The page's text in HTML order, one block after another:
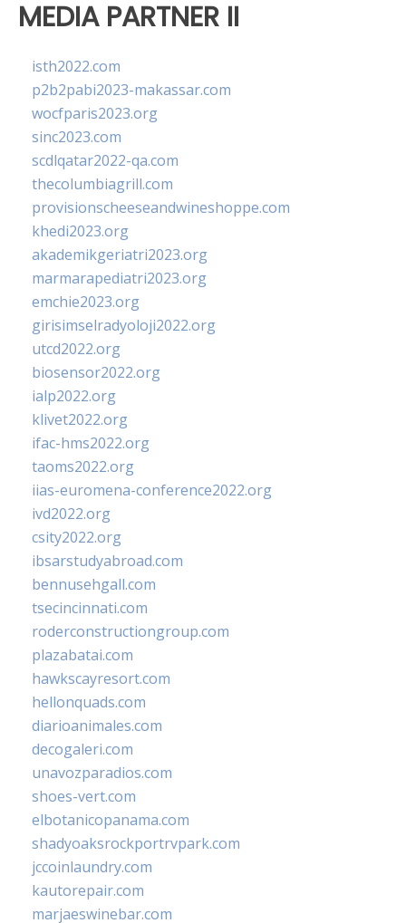
MEDIA PARTNER II
isth2022.com
p2b2pabi2023-makassar.com
wocfparis2023.org
sinc2023.com
scdlqatar2022-qa.com
thecolumbiagrill.com
provisionscheeseandwineshoppe.com
khedi2023.org
akademikgeriatri2023.org
marmarapediatri2023.org
emchie2023.org
girisimselradyoloji2022.org
utcd2022.org
biosensor2022.org
ialp2022.org
klivet2022.org
ifac-hms2022.org
taoms2022.org
iias-euromena-conference2022.org
ivd2022.org
csity2022.org
ibsarstudyabroad.com
bennusehgall.com
tsecincinnati.com
roderconstructiongroup.com
plazabatai.com
hawkscayresort.com
hellonquads.com
diarioanimales.com
decogaleri.com
unavozparadios.com
shoes-vert.com
elbotanicopanama.com
shadyoaksrockportrvpark.com
jccoinlaundry.com
kautorepair.com
marjaeswinebar.com